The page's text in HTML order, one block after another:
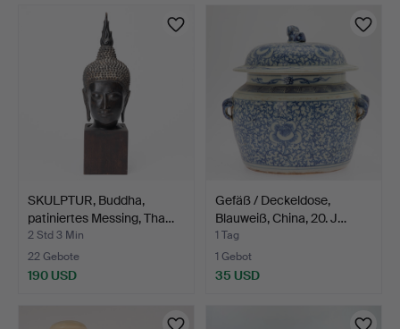
SKULPTUR, Buddha,
patiniertes Messing, Tha…
2 Std 3 Min
22 Gebote
190 USD
Gefäß / Deckeldose,
Blauweiß, China, 20. J…
1 Tag
1 Gebot
35 USD